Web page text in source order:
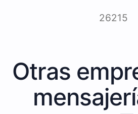
26215
Otras